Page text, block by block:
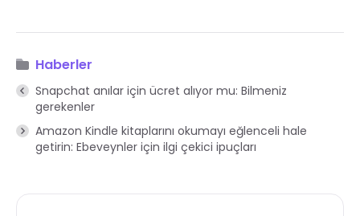
Haberler
Snapchat anılar için ücret alıyor mu: Bilmeniz
gerekenler
Amazon Kindle kitaplarını okumayı eğlenceli hale
getirin: Ebeveynler için ilgi çekici ipuçları